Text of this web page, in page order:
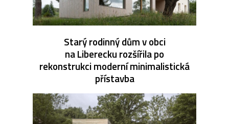
Starý rodinný dům v obci
na Liberecku rozšířila po
rekonstrukci moderní minimalistická
přístavba